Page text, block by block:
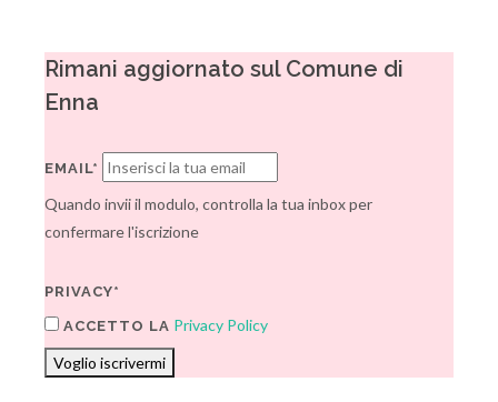
Rimani aggiornato sul Comune di
Enna
EMAIL*
Quando invii il modulo, controlla la tua inbox per
confermare l'iscrizione
PRIVACY*
ACCETTO LA Privacy Policy
Voglio iscrivermi